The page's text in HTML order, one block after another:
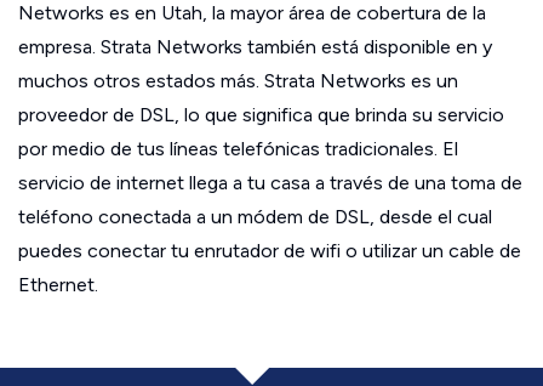
Networks es en Utah, la mayor área de cobertura de la
empresa. Strata Networks también está disponible en y
muchos otros estados más. Strata Networks es un
proveedor de DSL, lo que significa que brinda su servicio
por medio de tus líneas telefónicas tradicionales. El
servicio de internet llega a tu casa a través de una toma de
teléfono conectada a un módem de DSL, desde el cual
puedes conectar tu enrutador de wifi o utilizar un cable de
Ethernet.